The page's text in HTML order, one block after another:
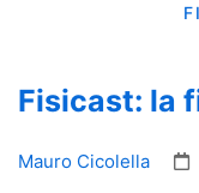
Fisicast: la
Mauro Cicolella